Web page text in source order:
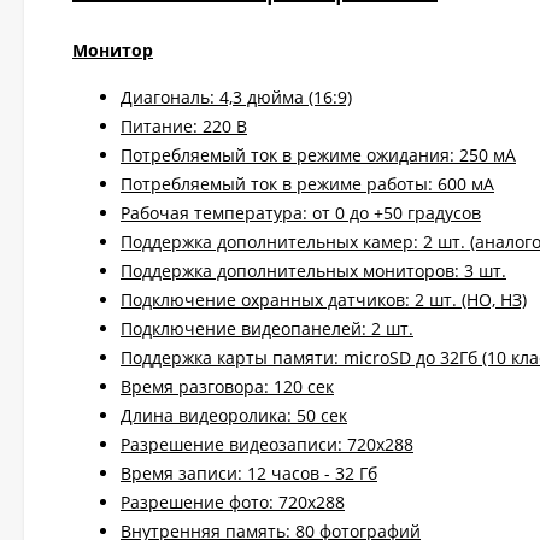
Монитор
Диагональ: 4,3 дюйма (16:9)
Питание: 220 В
Потребляемый ток в режиме ожидания: 250 мА
Потребляемый ток в режиме работы: 600 мА
Рабочая температура: от 0 до +50 градусов
Поддержка дополнительных камер: 2 шт.
Поддержка дополнительных мониторов: 3 шт.
Подключение охранных датчиков: 2 шт. (НО, НЗ)
Подключение видеопанелей: 2 шт.
Поддержка карты памяти: microSD до 32Гб (10
Время разговора: 120 сек
Длина видеоролика: 50 сек
Разрешение видеозаписи: 720х288
Время записи: 12 часов - 32 Гб
Разрешение фото: 720х288
Внутренняя память: 80 фотографий